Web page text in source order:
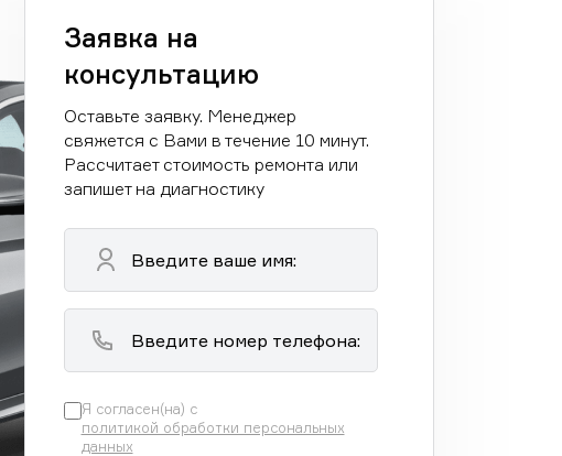
Заявка на
консультацию
Оставьте заявку. Менеджер
свяжется с Вами в течение 10 минут.
Рассчитает стоимость ремонта или
запишет на диагностику
Я согласен(на) с
политикой обработки персональных
данных